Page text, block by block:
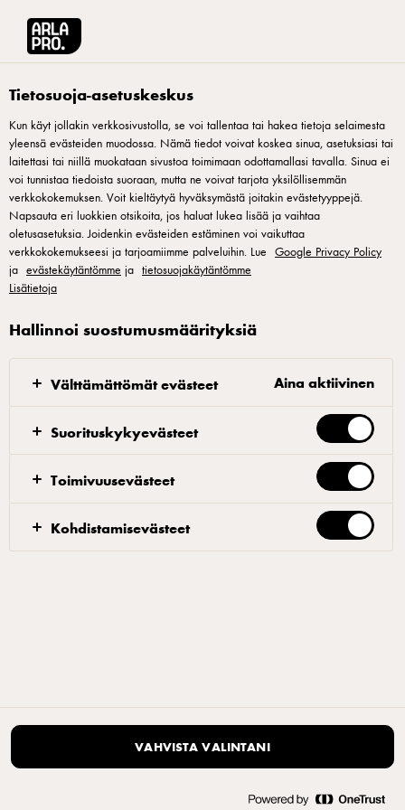
Arla® Pro•Select other country
Reseptit
Arla Pro Kuvapankki|Arla Connect -verkkokauppa suoratoimitusasiakkaille
Tietosuojaseloste|Evästeet
Avaa evästeiden ponnahdusikkuna uudelleen
Tietosuoja-asetuskeskus
Kun käyt jollakin verkkosivustolla, se voi tallentaa tai hakea tietoja selaimesta
yleensä evästeiden muodossa. Nämä tiedot voivat koskea sinua, asetuksiasi tai
laitettasi tai niillä muokataan sivustoa toimimaan odottamallasi tavalla. Sinua ei
voi tunnistaa tiedoista suoraan, mutta ne voivat tarjota yksilöllisemmän
verkkokokemuksen. Voit kieltäytyä hyväksymästä joitakin evästetyyppejä.
Napsauta eri luokkien otsikoita, jos haluat lukea lisää ja vaihtaa
oletusasetuksia. Joidenkin evästeiden estäminen voi vaikuttaa
verkkokokemukseesi ja tarjoamiimme palveluihin. Lue Google Privacy Policy
ja evästekäytäntömme ja tietosuojakäytäntömme
Lisätietoja
Hallinnoi suostumusmäärityksiä
Välttämättömät evästeet Aina aktiivinen
Suorituskykyevästeet
Toimivuusevästeet
Kohdistamisevästeet
VAHVISTA VALINTANI